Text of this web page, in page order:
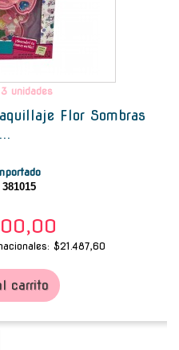
unidades
Flor Sombras
381015
$21.487,60
carrito